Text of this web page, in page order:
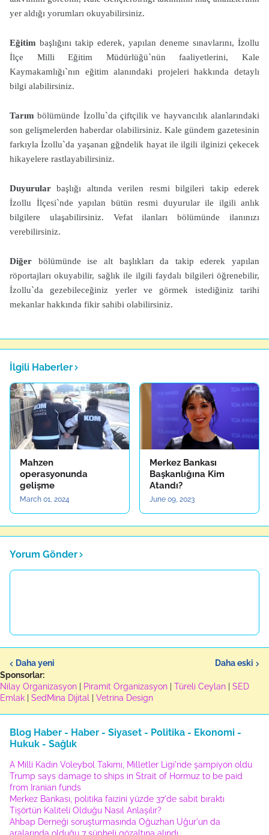
yer aldığı yorumları okuyabilirsiniz.
Eğitim başlığını takip ederek, yapılan deneme sınavlarını, İzollu
İlçe Milli Eğitim Müdürlüğü`nün faaliyetlerini, Kale
Kaymakamlığı`nın eğitim alanındaki projeleri hakkında detaylı
bilgi alabilirsiniz.
Tarım bölümünde İzollu`da çiftçilik ve hayvancılık alanlarındaki
son gelişmelerden haberdar olabilirsiniz. Kale gündem gazetesinin
farkıyla İzollu`da yaşanan gğndelik hayat ile ilgili ilginizi çekecek
hikayelere rastlayabilirsiniz.
Duyurular başlığı altında verilen resmi bilgileri takip ederek
İzollu İlçesi`nde yapılan bütün resmi duyurular ile ilgili anlık
bilgilere ulaşabilirsiniz. Vefat ilanları bölümünde ilanınızı
verebilirsiniz.
Diğer bölümünde ise alt başlıkları da takip ederek yapılan
röportajları okuyabilir, sağlık ile ilgili faydalı bilgileri öğrenebilir,
İzollu`da gezebileceğiniz yerler ve görmek istediğiniz tarihi
mekanlar hakkında fikir sahibi olabilirsiniz.
İlgili Haberler
Mahzen
operasyonunda
gelişme
March 01, 2024
Merkez Bankası
Başkanlığına Kim
Atandı?
June 09, 2023
Yorum Gönder
Daha yeni
Daha eski
Sponsorlar:
Nilay Organizasyon
Piramit Organizasyon Türeli Ceylan
SED
Emlak
SedMina Dijital Vetrina Design
Blog Haber - Haber - Siyaset - Politika - Ekonomi -
Hukuk - Sağlık
A Milli Kadın Voleybol Takımı, Milletler Ligi'nde şampiyon oldu
Trump says damage to ships in Strait of Hormuz to be paid
from Iranian funds
Merkez Bankası, politika faizini yüzde 37'de sabit bıraktı
Tişörtün Kaliteli Olduğu Nasıl Anlaşılır?
Ahbap Derneği soruşturmasında Oğuzhan Uğur'un da
aralarında olduğu 7 şüpheli gözaltına alındı